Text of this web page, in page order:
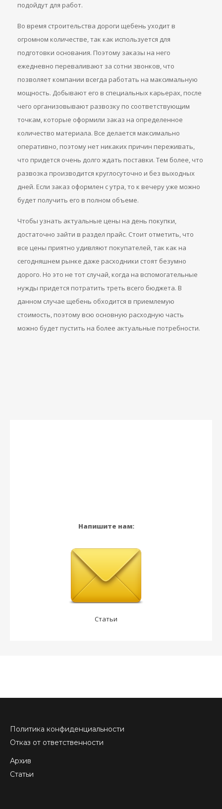
подойдут для работ.
Во время строительства дороги щебень уходит в
огромном количестве, так как используется для
подготовки основания. Поэтому заказы на него
ежедневно переваливают за сотни звонков, что
позволяет компании всегда работать на максимальную
мощность. Добывают его в специальных карьерах, после
чего организовывают развозку по соответствующим
точкам, которые оформили заказ на определенное
количество материала. Все делается максимально
оперативно, поэтому нет никаких причин переживать,
что придется очень долго ждать поставки. Тем более, что
развозка производится круглосуточно и без выходных
дней. Если заказ оформлен с утра, то к вечеру уже можно
будет получить его в полном объеме.
Чтобы узнать актуальные цены на день покупки,
достаточно зайти в раздел прайс. Стоит отметить, что
все цены приятно удивляют покупателей, так как на
сегодняшнем рынке даже расходники стоят безумно
дорого. Но это не тот случай, когда на вспомогательные
нужды придется потратить треть всего бюджета. В
данном случае щебень обходится в приемлемую
стоимость, поэтому всю основную расходную часть
можно будет пустить на более актуальные потребности.
Напишите нам:
Статьи
Политика конфиденциальности
Отказ от ответственности
Архив
Статьи